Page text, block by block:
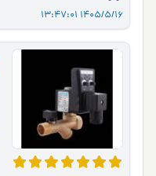
1405/5/16 13:47:01